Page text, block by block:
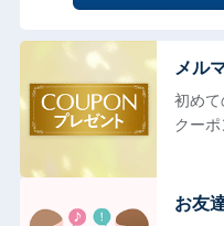
メル
初めて
クーポ
お友